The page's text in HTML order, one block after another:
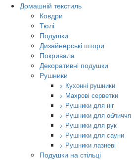
Домашній текстиль
Ковдри
Тюлі
Подушки
Дизайнерські штори
Покривала
Декоративні подушки
Рушники
> Кухонні рушники
> Махрові серветки
> Рушники для ніг
> Рушники для обличчя
> Рушники для рук
> Рушники для сауни
> Рушники лазневі
Подушки на стільці